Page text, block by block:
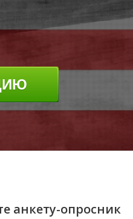
анкету-опросник